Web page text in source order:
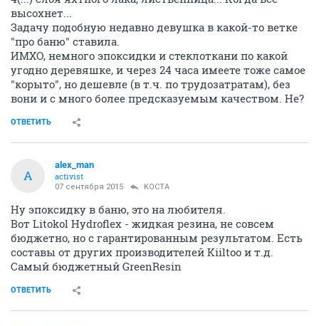
высохнет...
Задачу подобную недавно девушка в какой-то ветке
"про баню" ставила.
ИМХО, немного эпоксидки и стеклоткани по какой
угодно деревяшке, и через 24 часа имеете тоже самое
"корыто", но дешевле (в т.ч. по трудозатратам), без
вони и с много более предсказуемым качеством. Не?
ОТВЕТИТЬ
A
alex_man
activist
07 сентября 2015 KOCTA
Ну эпоксидку в баню, это на любителя.
Вот Litokol Hydroflex - жидкая резина, не совсем
бюджетно, но с гарантированным результатом. Есть
составы от других производителей Kiiltoo и т.д.
Самый бюджетный GreenResin
ОТВЕТИТЬ